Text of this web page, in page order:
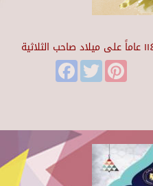
FacebookTwitter